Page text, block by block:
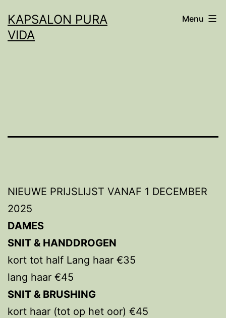
naar
de
KAPSALON PURA
VIDA
Menu
NIEUWE PRIJSLIJST VANAF 1 DECEMBER
2025
DAMES
SNIT & HANDDROGEN
kort tot half Lang haar €35
lang haar €45
SNIT & BRUSHING
kort haar (tot op het oor) €45